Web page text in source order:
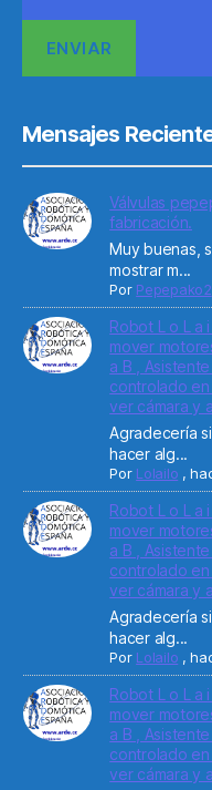
Mensajes
Válvulas
fabricación.
Muy buenas,
mostrar m...
Por Pepepako2
Robot L o L a
mover
a B ,
controlado
ver cámara y
Agradecería
hacer alg...
Por Lolailo ,
Robot L o L a
mover
a B ,
controlado
ver cámara y
Agradecería
hacer alg...
Por Lolailo ,
Robot L o L a
mover
a B ,
controlado
ver cámara y